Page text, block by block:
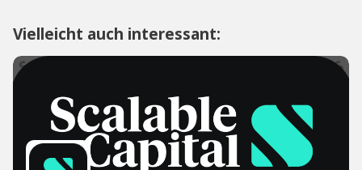
Vielleicht auch interessant: